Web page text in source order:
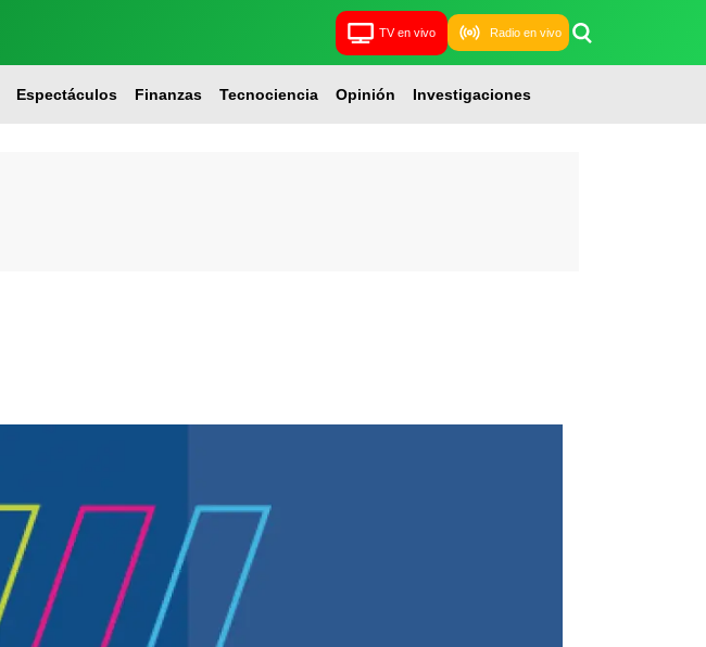
TV en vivo Radio en vivo
Espectáculos Finanzas Tecnociencia Opinión Investigaciones